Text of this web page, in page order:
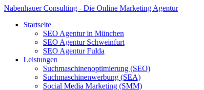
Nabenhauer Consulting - Die Online Marketing Agentur
Startseite
SEO Agentur in München
SEO Agentur Schweinfurt
SEO Agentur Fulda
Leistungen
Suchmaschinenoptimierung (SEO)
Suchmaschinenwerbung (SEA)
Social Media Marketing (SMM)